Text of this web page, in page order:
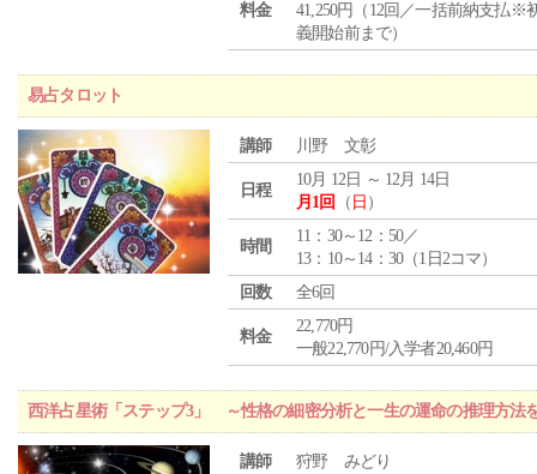
料金
41,250円（12回／一括前納支払※
義開始前まで）
易占タロット
講師 川野 文彰
日程
10月 12日 ～ 12月 14日
月1回
（ 日 ）
時間
11：30～12：50／
13：10～14：30（1日2コマ）
回数
全6回
料金
22,770円
一般22,770円/入学者20,460円
西洋占星術「ステップ3」 ～性格の細密分析と一生の運命の推理方法
講師 狩野 みどり